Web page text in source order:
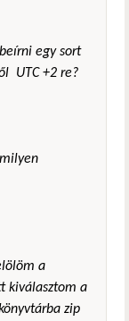
egy sort
UTC +2 re?
a
kiválasztom a
zip